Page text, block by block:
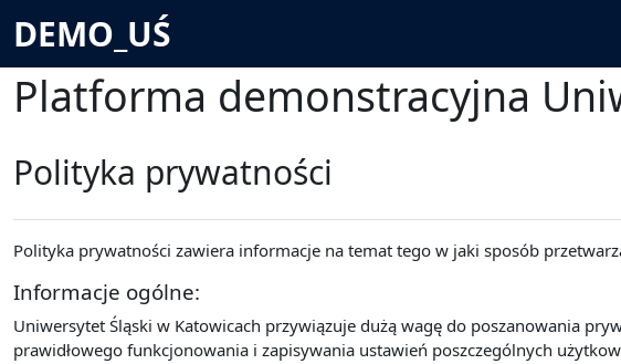
Przejdź do głównej zawartości
DEMO_UŚ
Platforma demonstracyjna
Polityka prywatności
Polityka prywatności zawiera informacje na temat tego w jaki sposób
Informacje ogólne:
Uniwersytet Śląski w Katowicach przywiązuje dużą wagę do poszanowania
prawidłowego funkcjonowania i zapisywania ustawień poszczególnych